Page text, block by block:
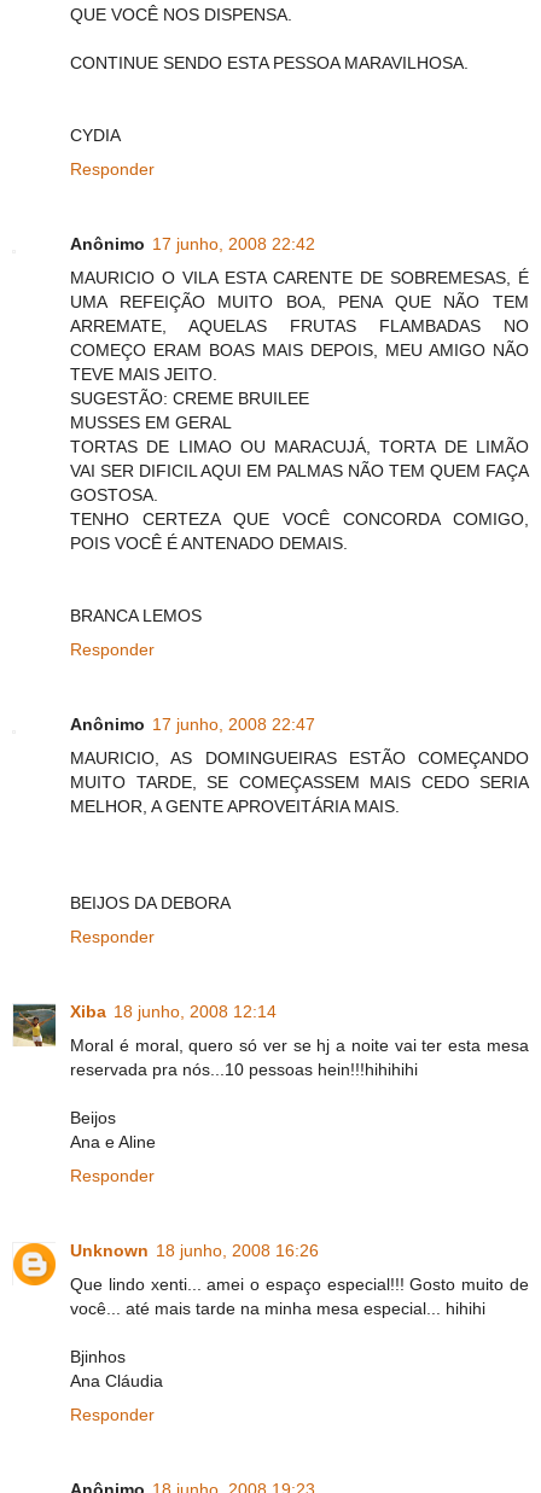
QUE VOCÊ NOS DISPENSA.
CONTINUE SENDO ESTA PESSOA MARAVILHOSA.
CYDIA
Responder
Anônimo 17 junho, 2008 22:42
MAURICIO O VILA ESTA CARENTE DE SOBREMESAS, É
UMA REFEIÇÃO MUITO BOA, PENA QUE NÃO TEM
ARREMATE, AQUELAS FRUTAS FLAMBADAS NO
COMEÇO ERAM BOAS MAIS DEPOIS, MEU AMIGO NÃO
TEVE MAIS JEITO.
SUGESTÃO: CREME BRUILEE
MUSSES EM GERAL
TORTAS DE LIMAO OU MARACUJÁ, TORTA DE LIMÃO
VAI SER DIFICIL AQUI EM PALMAS NÃO TEM QUEM FAÇA
GOSTOSA.
TENHO CERTEZA QUE VOCÊ CONCORDA COMIGO,
POIS VOCÊ É ANTENADO DEMAIS.
BRANCA LEMOS
Responder
Anônimo 17 junho, 2008 22:47
MAURICIO, AS DOMINGUEIRAS ESTÃO COMEÇANDO
MUITO TARDE, SE COMEÇASSEM MAIS CEDO SERIA
MELHOR, A GENTE APROVEITÁRIA MAIS.
BEIJOS DA DEBORA
Responder
Xiba 18 junho, 2008 12:14
Moral é moral, quero só ver se hj a noite vai ter esta mesa
reservada pra nós...10 pessoas hein!!!hihihihi
Beijos
Ana e Aline
Responder
Unknown 18 junho, 2008 16:26
Que lindo xenti... amei o espaço especial!!! Gosto muito de
você... até mais tarde na minha mesa especial... hihihi
Bjinhos
Ana Cláudia
Responder